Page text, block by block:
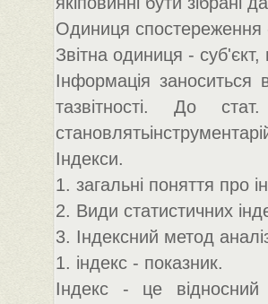
Одиниця спостереження
Звітна одиниця -
Інформація
тазвітності. До
Індекси.
1. загальні поняття про
2. Види статистичних
3. Індексний метод
1. індекс - показник.
Індекс - це відносний